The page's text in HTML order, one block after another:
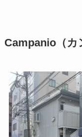
Campanio（カ